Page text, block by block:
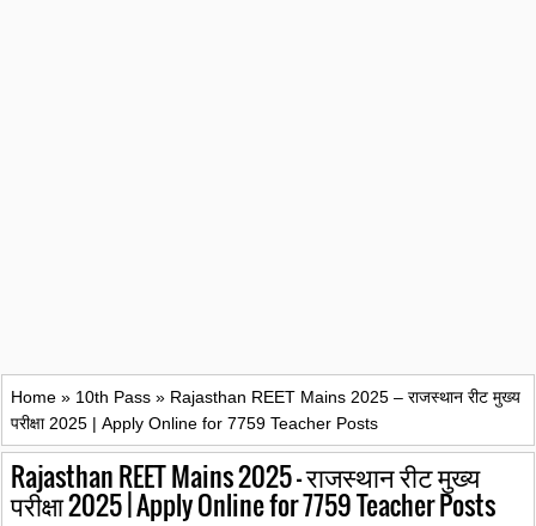
Home » 10th Pass » Rajasthan REET Mains 2025 – राजस्थान रीट मुख्य
परीक्षा 2025 | Apply Online for 7759 Teacher Posts
Rajasthan REET Mains 2025 – राजस्थान रीट मुख्य
परीक्षा 2025 | Apply Online for 7759 Teacher Posts